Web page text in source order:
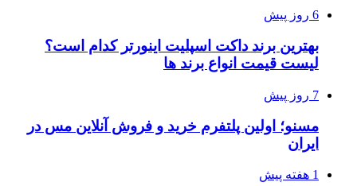
6 روز پیش
بهترین برند داکت اسپلیت اینورتر کدام است؟
لیست قیمت انواع برند ها
7 روز پیش
مسنو؛ اولین پلتفرم خرید و فروش آنلاین مس در
ایران
1 هفته پیش